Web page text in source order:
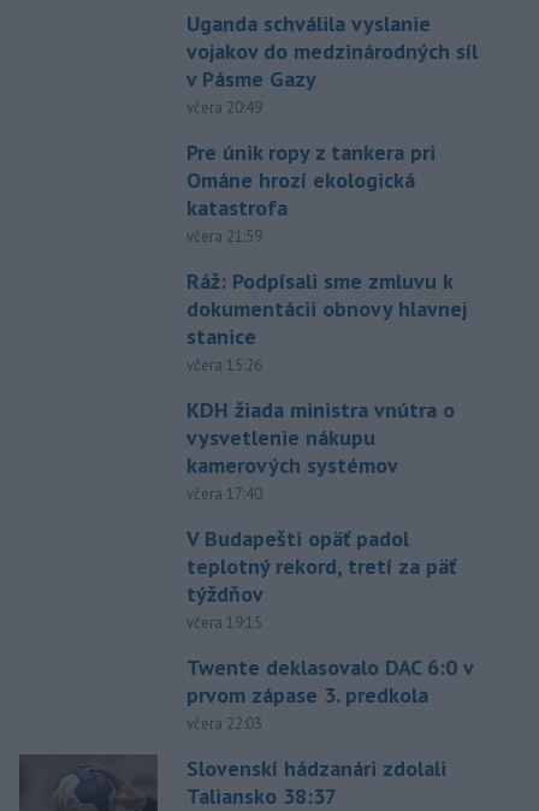
Uganda schválila vyslanie
vojakov do medzinárodných síl
v Pásme Gazy
včera 20:49
Pre únik ropy z tankera pri
Ománe hrozí ekologická
katastrofa
včera 21:59
Ráž: Podpísali sme zmluvu k
dokumentácii obnovy hlavnej
stanice
včera 15:26
KDH žiada ministra vnútra o
vysvetlenie nákupu
kamerových systémov
včera 17:40
V Budapešti opäť padol
teplotný rekord, tretí za päť
týždňov
včera 19:15
Twente deklasovalo DAC 6:0 v
prvom zápase 3. predkola
včera 22:03
Slovenskí hádzanári zdolali
Taliansko 38:37